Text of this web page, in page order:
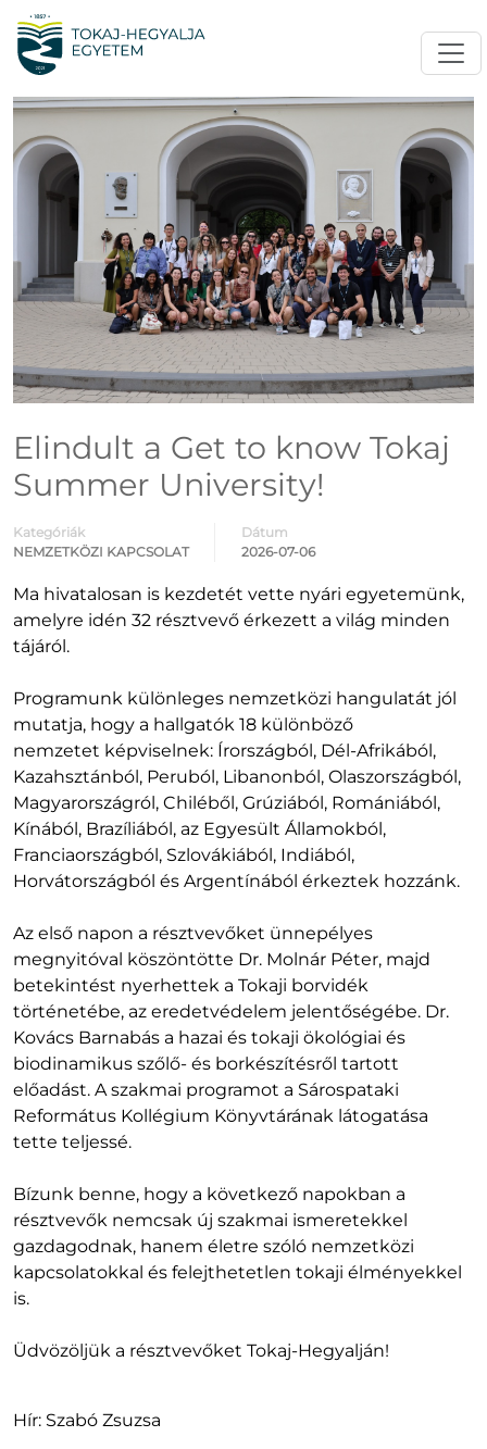
Elindult a Get to know Tokaj
Summer University!
Kategóriák
NEMZETKÖZI KAPCSOLAT
Dátum
2026-07-06
Ma hivatalosan is kezdetét vette nyári egyetemünk,
amelyre idén 32 résztvevő érkezett a világ minden
tájáról.
Programunk különleges nemzetközi hangulatát jól
mutatja, hogy a hallgatók 18 különböző
nemzetet képviselnek: Írországból, Dél-Afrikából,
Kazahsztánból, Peruból, Libanonból, Olaszországból,
Magyarországról, Chiléből, Grúziából, Romániából,
Kínából, Brazíliából, az Egyesült Államokból,
Franciaországból, Szlovákiából, Indiából,
Horvátországból és Argentínából érkeztek hozzánk.
Az első napon a résztvevőket ünnepélyes
megnyitóval köszöntötte Dr. Molnár Péter, majd
betekintést nyerhettek a Tokaji borvidék
történetébe, az eredetvédelem jelentőségébe. Dr.
Kovács Barnabás a hazai és tokaji ökológiai és
biodinamikus szőlő- és borkészítésről tartott
előadást. A szakmai programot a Sárospataki
Református Kollégium Könyvtárának látogatása
tette teljessé.
Bízunk benne, hogy a következő napokban a
résztvevők nemcsak új szakmai ismeretekkel
gazdagodnak, hanem életre szóló nemzetközi
kapcsolatokkal és felejthetetlen tokaji élményekkel
is.
Üdvözöljük a résztvevőket Tokaj-Hegyalján!
Hír: Szabó Zsuzsa